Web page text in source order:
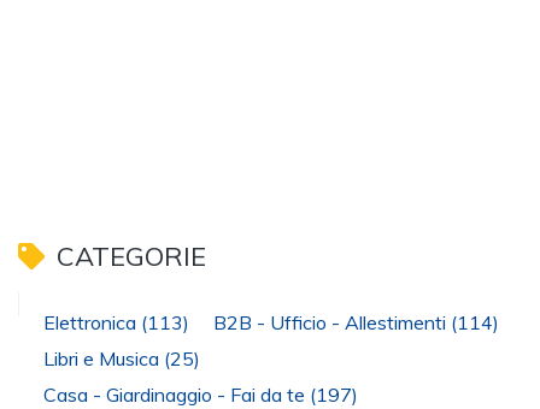
CATEGORIE
Elettronica (113) B2B - Ufficio - Allestimenti (114)
Libri e Musica (25)
Casa - Giardinaggio - Fai da te (197)